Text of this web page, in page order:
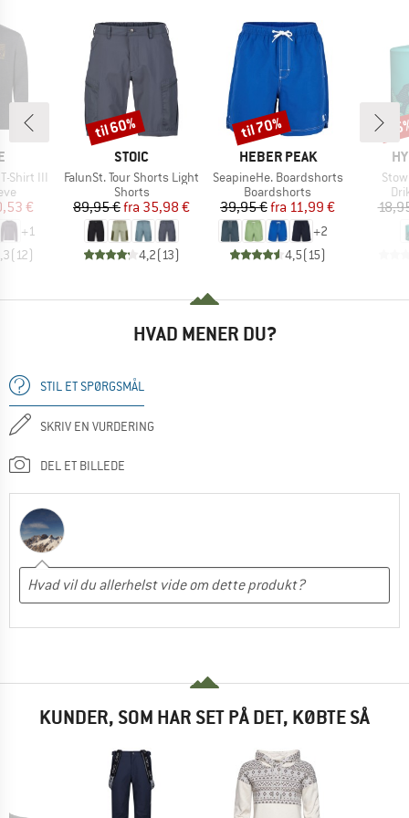
Shirt III
pris
€
+1
(12)
MÆRKE
STOIC
Artikel
FalunSt. Tour Shorts Light
Produktgruppe
Shorts
Pris
89,95 € Nedsat pris
fra 35,98 €
4,2(13)
Rabat
til 60%
MÆRKE
HEBER PEAK
Artikel
SeapineHe. Boardshorts
Produktgruppe
Boardshorts
Pris
39,95 € Nedsat pris
fra 11,99 €
+2
4,5(15)
Rabat
til 70%
HVAD MENER DU?
STIL ET SPØRGSMÅL
SKRIV EN VURDERING
DEL ET BILLEDE
KUNDER, SOM HAR SET PÅ DET, KØBTE SÅ